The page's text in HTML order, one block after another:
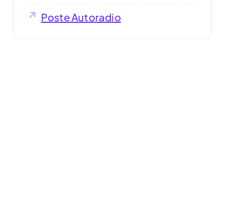
Poste Autoradio